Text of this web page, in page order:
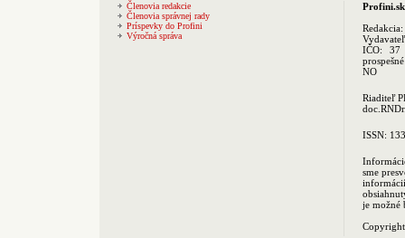
Členovia redakcie
Členovia správnej rady
Príspevky do Profini
Výročná správa
Profini.sk
Redakcia:
IČO: 37
NO
Riaditeľ
ISSN:
sme
je možné